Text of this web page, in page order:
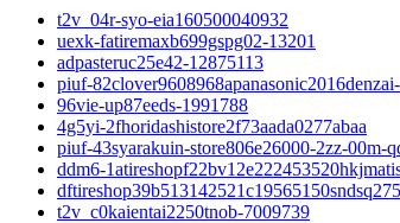
t2v_04r-syo-eia160500040932
uexk-fatiremaxb699gspg02-13201
adpasteruc25e42-12875113
piuf-
96vie-up87eeds-1991788
4g5yi-2fhoridashistore2f73aada0277abaa
piuf-43syarakuin-store806e26000-2zz-00m-
ddm6-
t2v_c0kaientai2250tnob-7009739